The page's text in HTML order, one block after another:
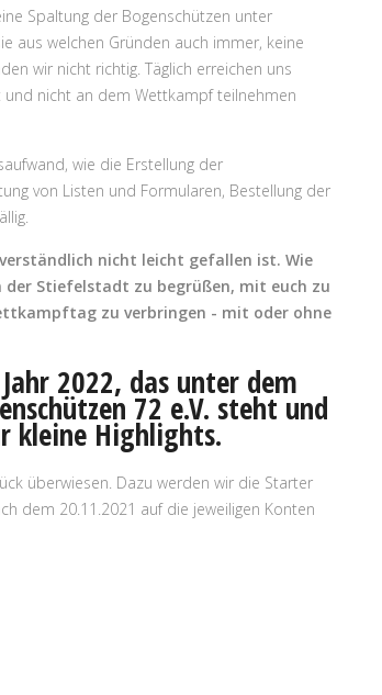
Spaltung der Bogenschützen unter
aus welchen Gründen auch immer, keine
wir nicht richtig. Täglich erreichen uns
nicht an dem Wettkampf teilnehmen
wie die Erstellung der
von Listen und Formularen, Bestellung der
nicht leicht gefallen ist. Wie
der Stiefelstadt zu begrüßen, mit euch zu
zu verbringen - mit oder ohne
2022, das unter dem
72 e.V. steht und
kleine Highlights.
überwiesen. Dazu werden wir die Starter
dem 20.11.2021 auf die jeweiligen Konten